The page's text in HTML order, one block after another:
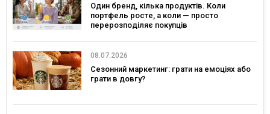
Один бренд, кілька продуктів. Коли
портфель росте, а коли — просто
перерозподіляє покупців
08.07.2026
Сезонний маркетинг: грати на емоціях або
грати в довгу?